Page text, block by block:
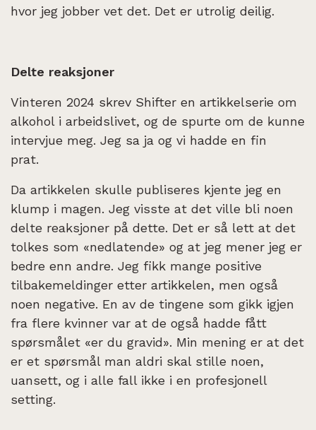
hvor jeg jobber vet det. Det er utrolig deilig.
Delte reaksjoner
Vinteren 2024 skrev Shifter en artikkelserie om
alkohol i arbeidslivet, og de spurte om de kunne
intervjue meg. Jeg sa ja og vi hadde en fin
prat.
Da artikkelen skulle publiseres kjente jeg en
klump i magen. Jeg visste at det ville bli noen
delte reaksjoner på dette. Det er så lett at det
tolkes som «nedlatende» og at jeg mener jeg er
bedre enn andre. Jeg fikk mange positive
tilbakemeldinger etter artikkelen, men også
noen negative. En av de tingene som gikk igjen
fra flere kvinner var at de også hadde fått
spørsmålet «er du gravid». Min mening er at det
er et spørsmål man aldri skal stille noen,
uansett, og i alle fall ikke i en profesjonell
setting.